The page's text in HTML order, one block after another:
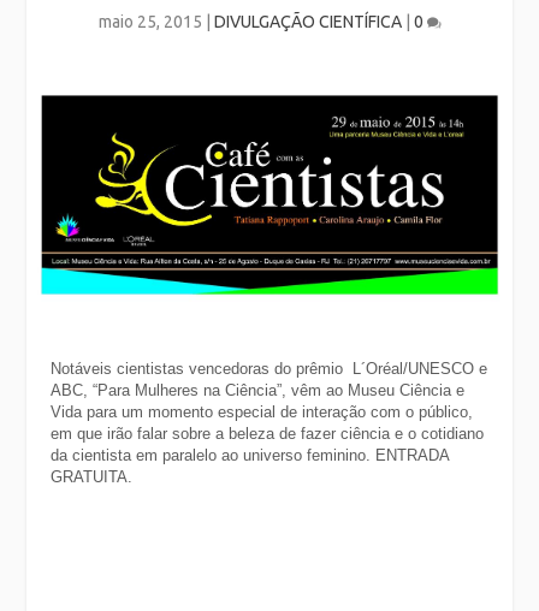
maio 25, 2015 DIVULGAÇÃO CIENTÍFICA| 0
Notáveis cientistas vencedoras do prêmio
L´Oréal/UNESCO e
ABC, “Para Mulheres na Ciência”, vêm ao Museu Ciência e
Vida para um momento especial de interação com o público,
em que irão falar sobre a beleza de fazer ciência e o cotidiano
da cientista em paralelo ao universo feminino. ENTRADA
GRATUITA.